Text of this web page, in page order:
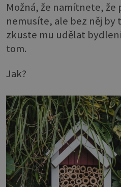
Možná, že namítnete, že
nemusíte, ale bez něj by
zkuste mu udělat
tom.
Jak?